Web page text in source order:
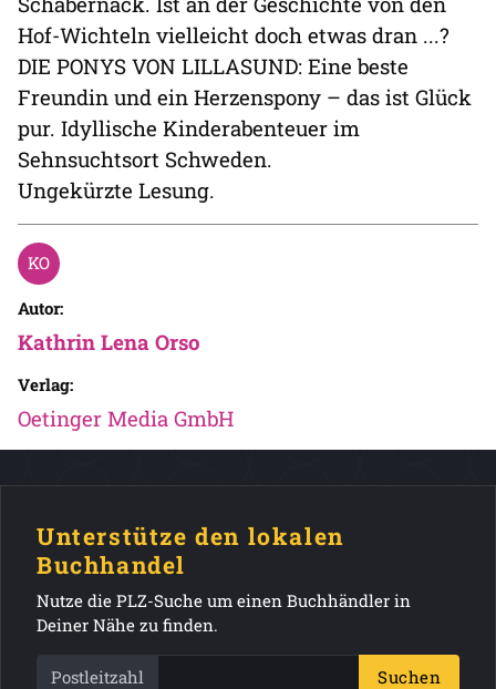
Hof-Wichteln vielleicht doch etwas dran ...?
DIE PONYS VON LILLASUND: Eine beste
Freundin und ein Herzenspony – das ist Glück
pur. Idyllische Kinderabenteuer im
Sehnsuchtsort Schweden.
Ungekürzte Lesung.
Autor:
Kathrin Lena Orso
Verlag:
Oetinger Media GmbH
Unterstütze den lokalen
Buchhandel
Nutze die PLZ-Suche um einen Buchhändler in
Deiner Nähe zu finden.
Postleitzahl Suchen